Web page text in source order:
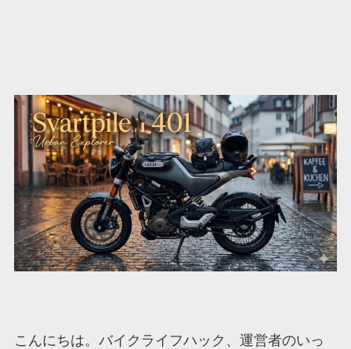
こんにちは。バイクライフハック、運営者のいっ